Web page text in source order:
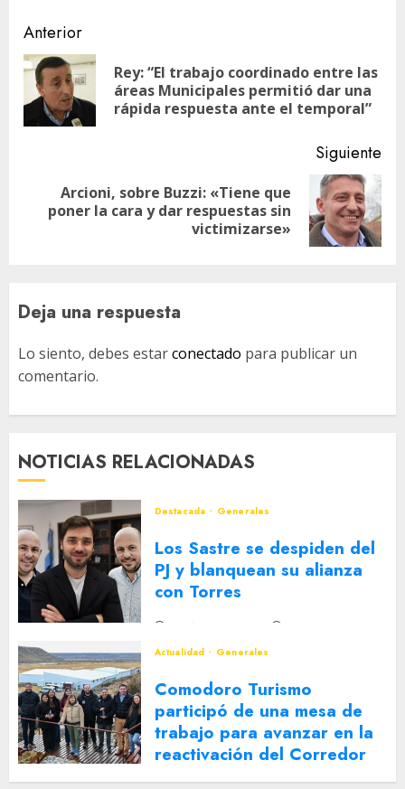
Navegación
de
entradas
Anterior
Rey: “El trabajo coordinado entre las
áreas Municipales permitió dar una
rápida respuesta ante el temporal”
Siguiente
Siguiente
Arcioni, sobre Buzzi: «Tiene que
poner la cara y dar respuestas sin
victimizarse»
Deja una respuesta
Lo siento, debes estarconectado para publicar un
comentario.
NOTICIAS RELACIONADAS
Destacada Generales
Los Sastre se despiden del
PJ y blanquean su alianza
con Torres
2 DE AGOSTO DE 2026
Actualidad
Generales
Comodoro Turismo
participó de una mesa de
trabajo para avanzar en la
reactivación del Corredor
Turístico Integrado